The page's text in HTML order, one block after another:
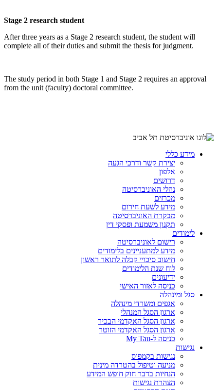
Stage 2 research student
After three years as a Stage 2 research student, the student will
complete all of their duties and submit the thesis for judgment.
The study period in both Stage 1 and Stage 2 requires an approval
from the unit (faculty) doctoral committee.
מידע כללי
יצירת קשר ודרכי הגעה
אלפון
דרושים
נהלי האוניברסיטה
מכרזים
מידע לשעת חירום
מבקרת האוניברסיטה
תקנון משמעת ופסקי דין
לימודים
רישום לאוניברסיטה
מידע למתעניינים בלימודים
חישוב סיכויי קבלה לתואר ראשון
לוח שנת הלימודים
ידיעונים
כניסה לאזור האישי
סגל ומינהלה
אגפים ומשרדי מינהלה
ארגון הסגל המנהלי
ארגון הסגל האקדמי הבכיר
ארגון הסגל האקדמי הזוטר
כניסה ל-My Tau
נגישות
נגישות בקמפוס
מניעה וטיפול בהטרדה מינית
הנחיות בדבר חוק חופש המידע
הצהרת נגישות